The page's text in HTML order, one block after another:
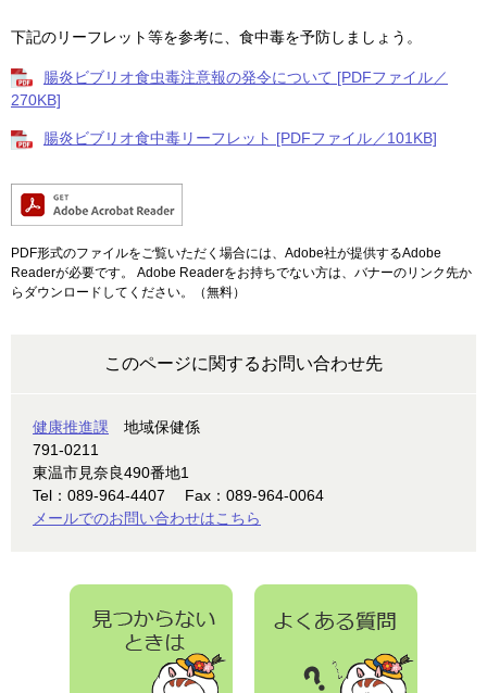
下記のリーフレット等を参考に、食中毒を予防しましょう。
腸炎ビブリオ食虫毒注意報の発令について [PDFファイル／
270KB]
腸炎ビブリオ食中毒リーフレット [PDFファイル／101KB]
PDF形式のファイルをご覧いただく場合には、Adobe社が提供するAdobe
Readerが必要です。
Adobe Readerをお持ちでない方は、バナーのリンク先か
らダウンロードしてください。（無料）
このページに関するお問い合わせ先
健康推進課
地域保健係
791-0211
東温市見奈良490番地1
Tel：089-964-4407
Fax：089-964-0064
メールでのお問い合わせはこちら